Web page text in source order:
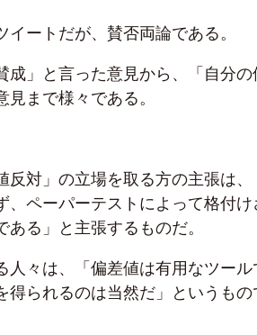
ートだが、賛否両論である。
成」と言った意見から、「自分の
まで様々である。
反対」の立場を取る方の主張は、
ペーパーテストによって格付け
る」と主張するものだ。
人々は、「偏差値は有用なツール
得られるのは当然だ」というもの